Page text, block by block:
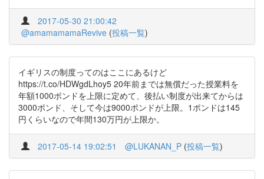
2017-05-30 21:00:42
@amamamamaRevive (投稿一覧)
イギリスの制度ってのはここにあるけど
https://t.co/HDWgdLhoy5 20年前までは無償だった授業料を
年額1000ポンドを上限に定めて、後払い制度が出来てからは
3000ポンド、そして今は9000ポンドが上限。1ポンドは145
円くらいなので年間130万円が上限か。
2017-05-14 19:02:51 @LUKANAN_P (投稿一覧)